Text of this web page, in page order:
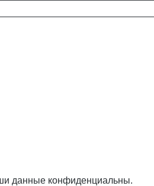
данные конфиденциальны.